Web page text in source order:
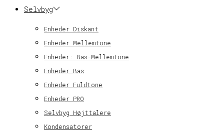
Selvbyg
Enheder Diskant
Enheder Mellemtone
Enheder: Bas-Mellemtone
Enheder Bas
Enheder Fuldtone
Enheder PRO
Selvbyg Højttalere
Kondensatorer